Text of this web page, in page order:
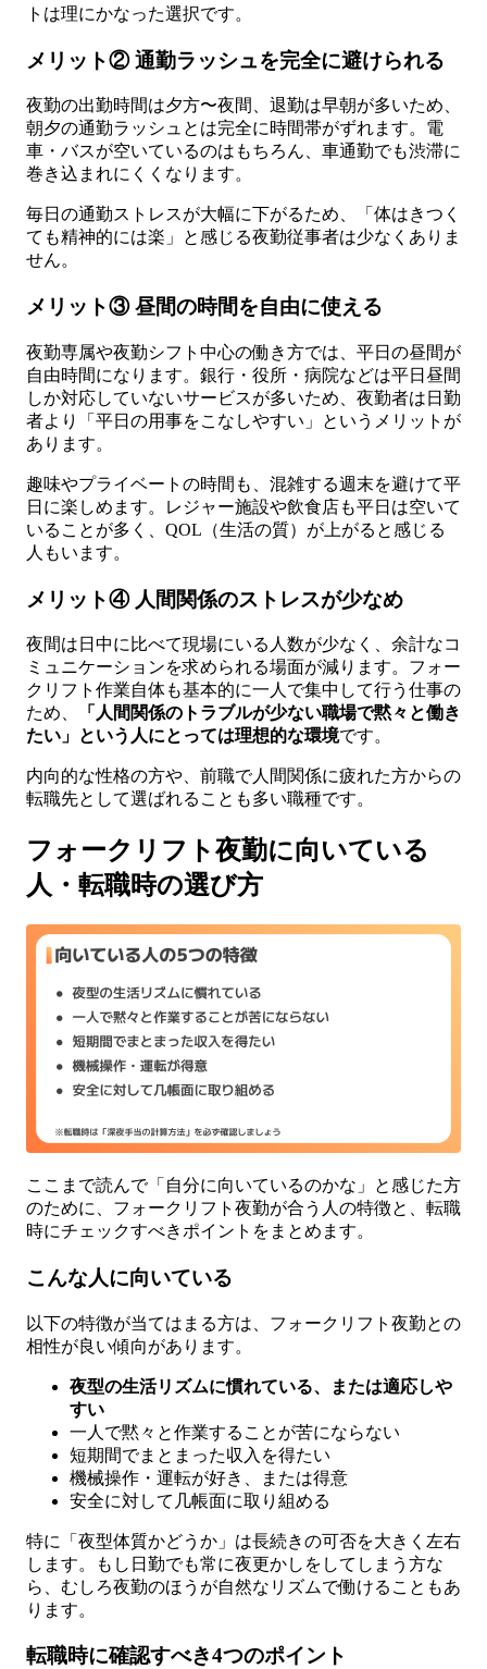
トは理にかなった選択です。
メリット② 通勤ラッシュを完全に避けられる
夜勤の出勤時間は夕方〜夜間、退勤は早朝が多いため、
朝夕の通勤ラッシュとは完全に時間帯がずれます。電
車・バスが空いているのはもちろん、車通勤でも渋滞に
巻き込まれにくくなります。
毎日の通勤ストレスが大幅に下がるため、「体はきつく
ても精神的には楽」と感じる夜勤従事者は少なくありま
せん。
メリット③ 昼間の時間を自由に使える
夜勤専属や夜勤シフト中心の働き方では、平日の昼間が
自由時間になります。銀行・役所・病院などは平日昼間
しか対応していないサービスが多いため、夜勤者は日勤
者より「平日の用事をこなしやすい」というメリットが
あります。
趣味やプライベートの時間も、混雑する週末を避けて平
日に楽しめます。レジャー施設や飲食店も平日は空いて
いることが多く、QOL（生活の質）が上がると感じる
人もいます。
メリット④ 人間関係のストレスが少なめ
夜間は日中に比べて現場にいる人数が少なく、余計なコ
ミュニケーションを求められる場面が減ります。フォー
クリフト作業自体も基本的に一人で集中して行う仕事の
ため、
「人間関係のトラブルが少ない職場で黙々と働き
たい」という人にとっては理想的な環境です。
内向的な性格の方や、前職で人間関係に疲れた方からの
転職先として選ばれることも多い職種です。
フォークリフト夜勤に向いている
人・転職時の選び方
ここまで読んで「自分に向いているのかな」と感じた方
のために、フォークリフト夜勤が合う人の特徴と、転職
時にチェックすべきポイントをまとめます。
こんな人に向いている
以下の特徴が当てはまる方は、フォークリフト夜勤との
相性が良い傾向があります。
夜型の生活リズムに慣れている、または適応しや
すい
一人で黙々と作業することが苦にならない
短期間でまとまった収入を得たい
機械操作・運転が好き、または得意
安全に対して几帳面に取り組める
特に「夜型体質かどうか」は長続きの可否を大きく左右
します。もし日勤でも常に夜更かしをしてしまう方な
ら、むしろ夜勤のほうが自然なリズムで働けることもあ
ります。
転職時に確認すべき4つのポイント